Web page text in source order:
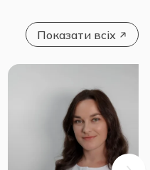
Показати всіх